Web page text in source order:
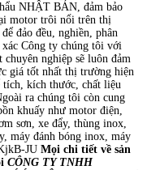
NHẬT BẢN, đảm bảo
motor trôi nổi trên thị
đảo đều, nghiền, phân
Công ty chúng tôi với
nghiệp sẽ luôn đảm
giá tốt nhất thị trường hiện
kích thước, chất liệu
ra chúng tôi còn cung
khuấy như motor điện,
sơn, xe đẩy, thùng inox,
máy đánh bóng inox, máy
JU Mọi chi tiết về sản
CÔNG TY TNHH